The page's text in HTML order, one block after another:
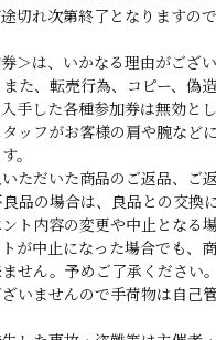
切れ次第終了となりますの
＞は、いかなる理由がござ
た、転売行為、コピー、偽
手した各種参加券は無効とし
ッフがお客様の肩や腕など
。
ただいた商品のご返品、ご
品の場合は、良品との交換に
ト内容の変更や中止となる
が中止になった場合でも、
せん。予めご了承ください。
いませんので手荷物は自己